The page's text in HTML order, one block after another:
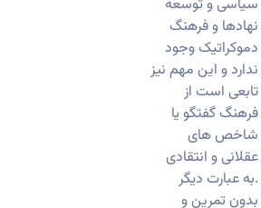
سیاسی و توسعه
نهادها و فرهنگ
دموکراتیک وجود
ندارد و این مهم نیز
تابعی است از
فرهنگ گفتگو یا
شاخص های
عقلانی و انتقادی
.به عبارت دیگر
بدون تمرین و